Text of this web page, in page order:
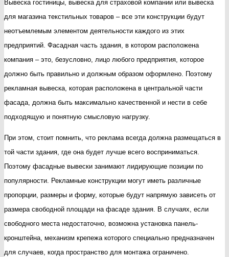
Вывеска гостиницы, вывеска для страховой компании или вывеска
для магазина текстильных товаров – все эти конструкции будут
неотъемлемым элементом деятельности каждого из этих
предприятий. Фасадная часть здания, в котором расположена
компания – это, безусловно, лицо любого предприятия, которое
должно быть правильно и должным образом оформлено. Поэтому
рекламная вывеска, которая расположена в центральной части
фасада, должна быть максимально качественной и нести в себе
подходящую и понятную смысловую нагрузку.
При этом, стоит помнить, что реклама всегда должна размещаться в
той части здания, где она будет лучше всего восприниматься.
Поэтому фасадные вывески занимают лидирующие позиции по
популярности. Рекламные конструкции могут иметь различные
пропорции, размеры и форму, которые будут напрямую зависеть от
размера свободной площади на фасаде здания. В случаях, если
свободного места недостаточно, возможна установка панель-
кронштейна, механизм крепежа которого специально предназначен
для случаев, когда пространство для монтажа ограничено.